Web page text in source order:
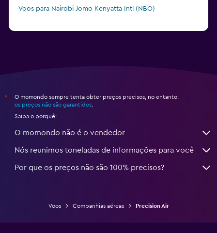
Voos para Nairobi Jomo Kenyatta Intl (NBO)
*
O momondo sempre tenta obter preços precisos, no entanto,
os preços não são garantidos
Saiba o porquê:
O momondo não é o vendedor
Nós reunimos toneladas de informações para você
Por que os preços não são 100% precisos?
Voos Companhias aéreas Precision Air